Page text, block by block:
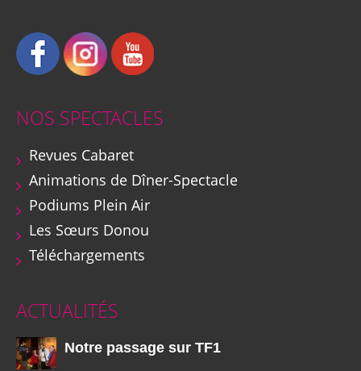
NOS SPECTACLES
Revues Cabaret
Animations de Dîner-Spectacle
Podiums Plein Air
Les Sœurs Donou
Téléchargements
ACTUALITÉS
Notre passage sur TF1